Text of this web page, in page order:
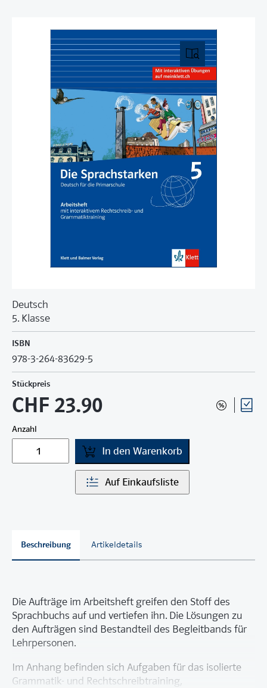
Deutsch
5. Klasse
ISBN
978-3-264-83629-5
Stückpreis
CHF 23.90
Anzahl
In den Warenkorb
Auf Einkaufsliste
Beschreibung Artikeldetails
Die Aufträge im Arbeitsheft greifen den Stoff des
Sprachbuchs auf und vertiefen ihn. Die Lösungen zu
den Aufträgen sind Bestandteil des Begleitbands für
Lehrpersonen.
Im Anhang befinden sich Aufgaben für das isolierte
Grammatik- und Rechtschreibtraining,